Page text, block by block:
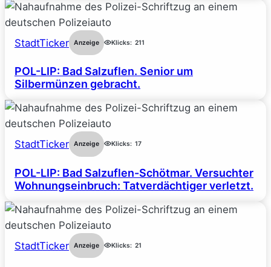
StadtTicker Anzeige Klicks: 211
POL-LIP: Bad Salzuflen. Senior um
Silbermünzen gebracht.
StadtTicker Anzeige Klicks: 17
POL-LIP: Bad Salzuflen-Schötmar. Versuchter
Wohnungseinbruch: Tatverdächtiger verletzt.
StadtTicker Anzeige Klicks: 21